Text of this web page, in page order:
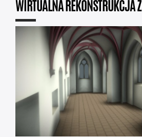
WIRTUALNA REKONSTRUKCJA